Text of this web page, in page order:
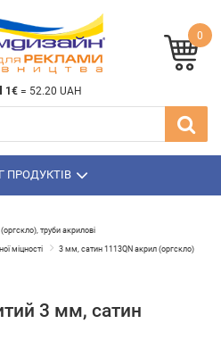
1€ = 52.20 UAH
0
ПРОДУКТІВ
труби акрилові
міцності 3 мм, сатин 1113QN акрил (оргскло)
3 мм, сатин